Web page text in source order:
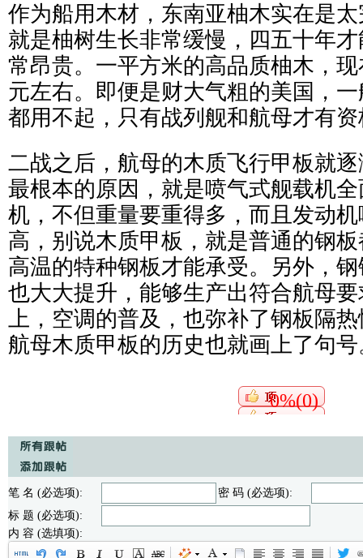
作为船用木材，东南亚柚木实在是
就是柚树生长非常缓慢，四五十年
常昂贵。一平方米的高品质柚木，
元左右。即便是财大气粗的美国，
都用不起，只有战列舰和航母才有
二战之后，航母的木质飞行甲板就
最根本的原因，就是喷气式舰载机
机，不但重量要重得多，而且发动
高，别说木质甲板，就是普通的钢
高温的特种钢板才能承受。另外，
也大大提升，能够生产出符合航母
上，空调的普及，也弥补了钢板隔
航母木质甲板的历史也就画上了句号
0%(0)
笔 名 (必选项):
密 码 (必选项):
标 题 (必选项):
内 容 (选填项):